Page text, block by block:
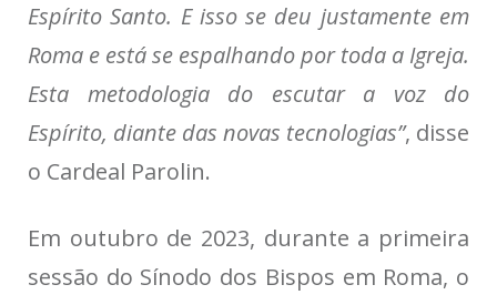
Espírito Santo. E isso se deu justamente em
Roma e está se espalhando por toda a Igreja.
Esta metodologia do escutar a voz do
Espírito, diante das novas tecnologias”, disse
o Cardeal Parolin.
Em outubro de 2023, durante a primeira
sessão do Sínodo dos Bispos em Roma, o